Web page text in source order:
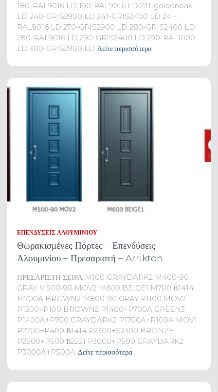
180-RAL9016 LD 190-RAL9016 LD 231-goldenoak
LD 240-GRIS2900 LD 241-GRIS2400 LD 241-
RAL9016 LD 270-GRIS2900 LD 280-GRIS2400 LD
280-RAL9016 LD 290-GRIS2400 LD 290-RAL1000
LD 300-GRIS2900 LD Δείτε περισσότερα
ΕΠΕΝΔΎΣΕΙΣ ΑΛΟΥΜΙΝΊΟΥ
Θωρακισμένες Πόρτες – Επενδύσεις
Αλουμινίου – Πρεσαριστή – Arrikton
ΠΡΕΣΑΡΙΣΤΗ ΣΕΙΡΑ M100 GRAYDARK2 M400-90
GRAY M500-90 MOV2 M600 BEIGE1 M700 Β1414
M700A BROWN2 M800-90 GRAY P1100 MOV2
P1300+P100 BROWN2 P1400+P700A GREEN3
P1400A+P700 GRAYDARK2 P1700A+P100A MOV1
P2200+P400 Β1414 P2300+S2300 BRONZE
P2500+P500 Β2221 P3000+P500 GRAYDARK2
P3000A+P500A Δείτε περισσότερα